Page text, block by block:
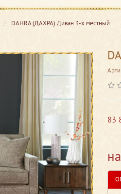
DAHRA (ДАХРА) Диван 3-х местный
83